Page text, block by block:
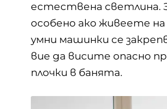
естествена светлина.
особено ако живеете
умни машинки се
вие да висите опасно
плочки в банята.